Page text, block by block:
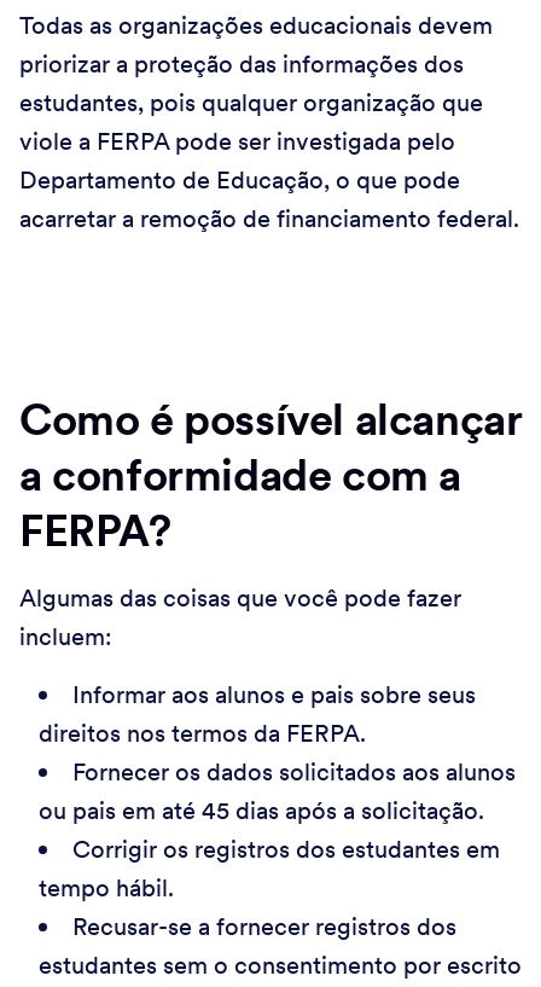
Todas as organizações educacionais devem
priorizar a proteção das informações dos
estudantes, pois qualquer organização que
viole a FERPA pode ser investigada pelo
Departamento de Educação, o que pode
acarretar a remoção de financiamento federal.
Como é possível alcançar
a conformidade com a
FERPA?
Algumas das coisas que você pode fazer
incluem:
Informar aos alunos e pais sobre seus
direitos nos termos da FERPA.
Fornecer os dados solicitados aos alunos
ou pais em até 45 dias após a solicitação.
Corrigir os registros dos estudantes em
tempo hábil.
Recusar-se a fornecer registros dos
estudantes sem o consentimento por escrito